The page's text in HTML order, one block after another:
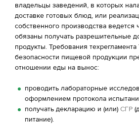
владельцы заведений, в которых
доставке готовых блюд, или
собственного производства
обязаны получать разрешительные
продукты. Требования техрегламента
безопасности пищевой продукции
отношении еды на вынос:
проводить лабораторные
оформлением протокола
получать декларацию и (или) СГР
питание).